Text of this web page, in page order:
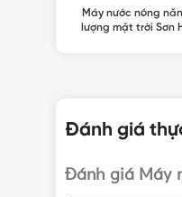
Máy nước nóng
lượng mặt trời Sơn
Đánh giá
Đánh giá Máy